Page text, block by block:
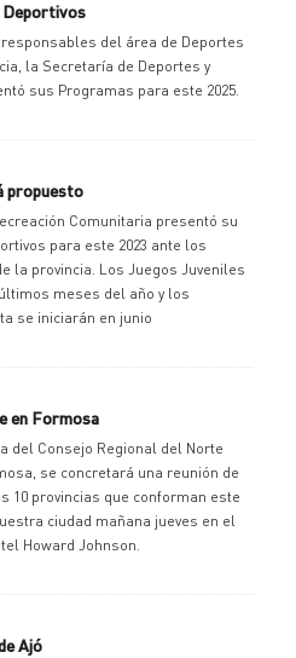
Deportivos
del área de Deportes
la Secretaría de Deportes y
sus Programas para este 2025.
propuesto
Comunitaria presentó su
para este 2023 ante los
la provincia. Los Juegos Juveniles
meses del año y los
se iniciarán en junio
en Formosa
del Consejo Regional del Norte
se concretará una reunión de
10 provincias que conforman este
ciudad mañana jueves en el
Howard Johnson.
Ajó